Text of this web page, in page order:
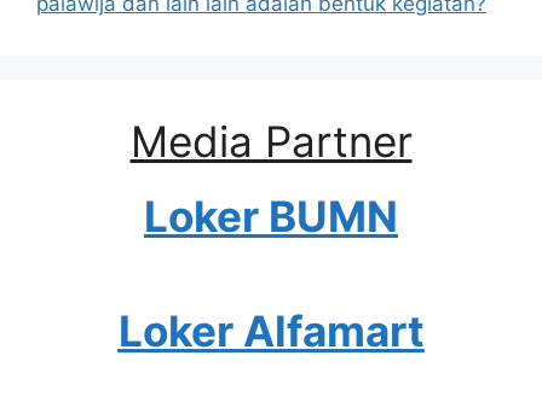
Media Partner
Loker BUMN
Loker Alfamart